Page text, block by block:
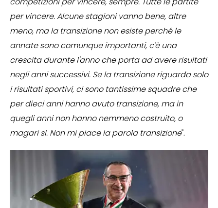
per vincere. Alcune stagioni vanno bene, altre
meno, ma la transizione non esiste perché le
annate sono comunque importanti, c'è una
crescita durante l'anno che porta ad avere risultati
negli anni successivi. Se la transizione riguarda solo
i risultati sportivi, ci sono tantissime squadre che
per dieci anni hanno avuto transizione, ma in
quegli anni non hanno nemmeno costruito, o
magari sì. Non mi piace la parola transizione".